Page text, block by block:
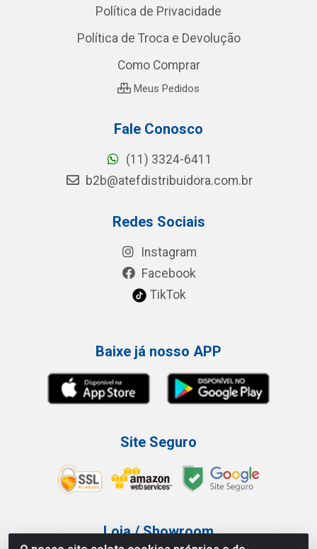
Política de Privacidade
Política de Troca e Devolução
Como Comprar
Meus Pedidos
Fale Conosco
(11) 3324-6411
b2b@atefdistribuidora.com.br
Redes Sociais
Instagram
Facebook
TikTok
Baixe já nosso APP
Site Seguro
Loja / Showroom